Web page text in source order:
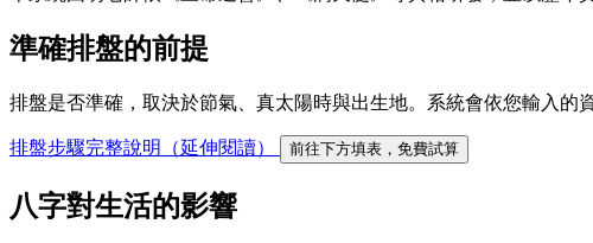
準確排盤的前提
排盤是否準確，取決於節氣、真太陽時與出生地。系統會依您輸入的
排盤步驟完整說明（延伸閱讀） 前往下方填表，免費試算
八字對生活的影響